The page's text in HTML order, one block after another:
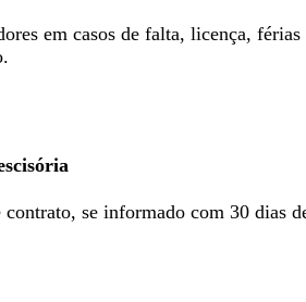
em casos de falta, licença, férias
contrato, se informado com 30 dias